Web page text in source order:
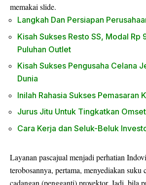
memakai slide.
Langkah Dan Persiapan
Kisah Sukses Resto SS, Modal Rp
Puluhan Outlet
Kisah Sukses Pengusaha Celana
Dunia
Inilah Rahasia Sukses Pemasaran
Jurus Jitu Untuk Tingkatkan
Cara Kerja dan Seluk-Beluk
Layanan pascajual menjadi perhatian
terobosannya, pertama, menyediakan suku
cadangan (pengganti) proyektor. Jadi, bila